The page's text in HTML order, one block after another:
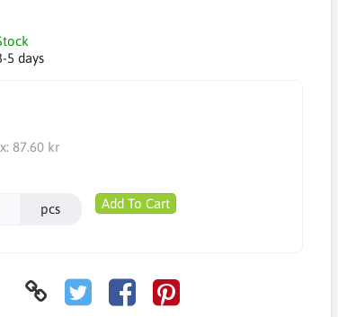
5 days
87.60 kr
pcs Add To Cart